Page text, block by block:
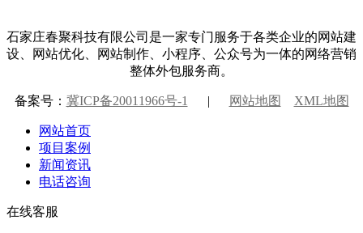
石家庄春聚科技有限公司是一家专门服务于各类企业的网站建
设、网站优化、网站制作、小程序、公众号为一体的网络营销
整体外包服务商。
备案号： 冀ICP备20011966号-1 | 网站地图 XML地图
网站首页
项目案例
新闻资讯
电话咨询
在线客服